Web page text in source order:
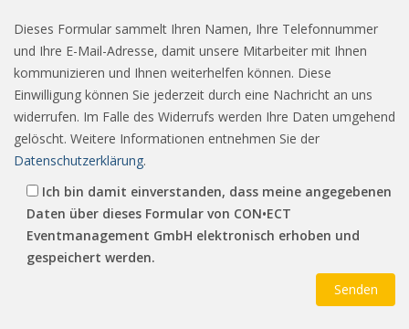
Dieses Formular sammelt Ihren Namen, Ihre Telefonnummer
und Ihre E-Mail-Adresse, damit unsere Mitarbeiter mit Ihnen
kommunizieren und Ihnen weiterhelfen können. Diese
Einwilligung können Sie jederzeit durch eine Nachricht an uns
widerrufen. Im Falle des Widerrufs werden Ihre Daten umgehend
gelöscht. Weitere Informationen entnehmen Sie der
Datenschutzerklärung.
Ich bin damit einverstanden, dass meine angegebenen
Daten über dieses Formular von CON•ECT
Eventmanagement GmbH elektronisch erhoben und
gespeichert werden.